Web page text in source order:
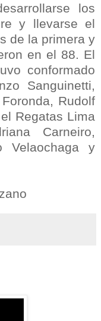
los
y llevarse el
de la primera y
en el 88. El
conformado
Sanguinetti,
Rudolf
Regatas Lima
Carneiro,
Velaochaga y